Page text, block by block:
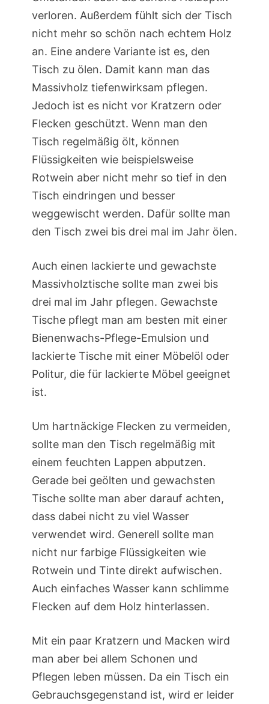
verloren. Außerdem fühlt sich der Tisch
nicht mehr so schön nach echtem Holz
an. Eine andere Variante ist es, den
Tisch zu ölen. Damit kann man das
Massivholz tiefenwirksam pflegen.
Jedoch ist es nicht vor Kratzern oder
Flecken geschützt. Wenn man den
Tisch regelmäßig ölt, können
Flüssigkeiten wie beispielsweise
Rotwein aber nicht mehr so tief in den
Tisch eindringen und besser
weggewischt werden. Dafür sollte man
den Tisch zwei bis drei mal im Jahr ölen.
Auch einen lackierte und gewachste
Massivholztische sollte man zwei bis
drei mal im Jahr pflegen. Gewachste
Tische pflegt man am besten mit einer
Bienenwachs-Pflege-Emulsion und
lackierte Tische mit einer Möbelöl oder
Politur, die für lackierte Möbel geeignet
ist.
Um hartnäckige Flecken zu vermeiden,
sollte man den Tisch regelmäßig mit
einem feuchten Lappen abputzen.
Gerade bei geölten und gewachsten
Tische sollte man aber darauf achten,
dass dabei nicht zu viel Wasser
verwendet wird. Generell sollte man
nicht nur farbige Flüssigkeiten wie
Rotwein und Tinte direkt aufwischen.
Auch einfaches Wasser kann schlimme
Flecken auf dem Holz hinterlassen.
Mit ein paar Kratzern und Macken wird
man aber bei allem Schonen und
Pflegen leben müssen. Da ein Tisch ein
Gebrauchsgegenstand ist, wird er leider